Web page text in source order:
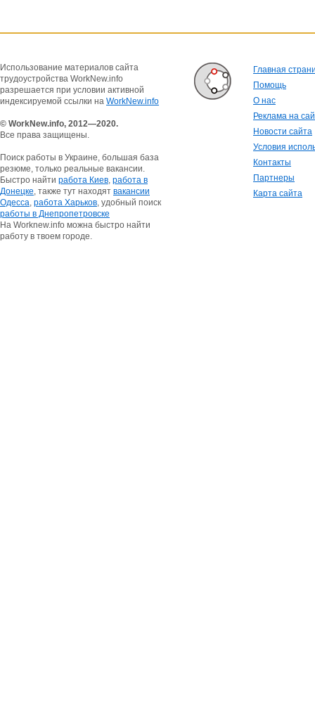
Использование материалов сайта
трудоустройства WorkNew.info
разрешается при условии активной
индексируемой ссылки на WorkNew.info
© WorkNew.info, 2012—2020.
Все права защищены.
Поиск работы в Украине, большая база
резюме, только реальные вакансии.
Быстро найти работа Киев, работа в
Донецке, также тут находят вакансии
Одесса, работа Харьков, удобный поиск
работы в Днепропетровске
На Worknew.info можна быстро найти
работу в твоем городе.
Главная
Помощь
О нас
Реклама на
Новости сайта
Условия
Контакты
Партнеры
Карта сайта